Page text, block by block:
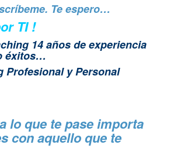
Te espero…
TI !
14 años de experiencia
éxitos…
Profesional y Personal
lo que te pase importa
con aquello que te